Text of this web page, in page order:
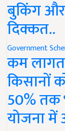
बुकिंग
दिक्कत..
Government
कम
किसानों
50% तक
योजना